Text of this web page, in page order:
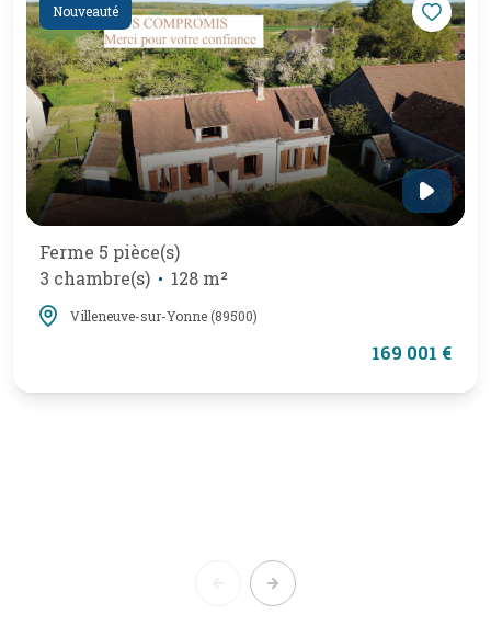
Nouveauté
Ferme 5 pièce(s)
3 chambre(s)
128 m²
Villeneuve-sur-Yonne (89500)
169 001 €